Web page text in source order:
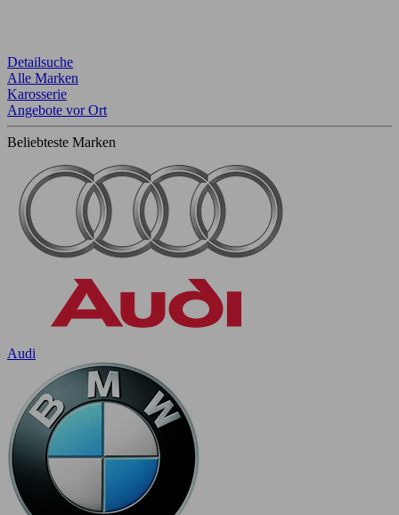
Detailsuche
Alle Marken
Karosserie
Angebote vor Ort
Beliebteste Marken
Audi